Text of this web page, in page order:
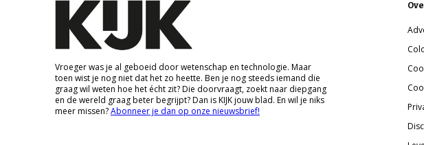
Vroeger was je al geboeid door wetenschap en technologie. Maar
toen wist je nog niet dat het zo heette. Ben je nog steeds iemand die
graag wil weten hoe het écht zit? Die doorvraagt, zoekt naar diepgang
en de wereld graag beter begrijpt? Dan is KIJK jouw blad. En wil je niks
meer missen?Abonneer je dan op onze nieuwsbrief!